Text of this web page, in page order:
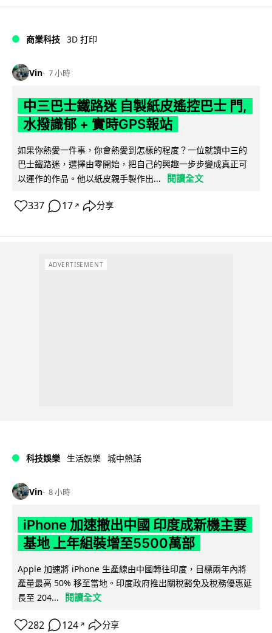
商業科技 3D 打印
Vin 7 小時
中三巴士鐵路迷 自製紙皮遙控巴士 門,
水撥識郁 + 實時GPS報站
如果你熱愛一件事，你會熱愛到怎樣的程度？一位就讀中三的
巴士鐵路迷，選擇由零開始，把自己的興趣一步步變成真正可
以運作的作品。他以紙皮親手製作出...
閱讀全文
337 17 ↗ 分享
ADVERTISEMENT
科技娛樂 生活娛樂 城中熱話
Vin 8 小時
iPhone 加速撤出中國 印度成新機主要
基地 上年組裝增至5500萬部
Apple 加速將 iPhone 生產線由中國轉往印度，目標兩年內將
產量最高 50% 移至當地。印度政府推出關稅豁免及稅務優惠延
長至 204...
閱讀全文
282 124 ↗ 分享